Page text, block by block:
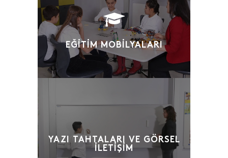
EĞITIM MOBILYALARI
YAZI TAHTALARI VE GÖRSEL
İLETIŞIM